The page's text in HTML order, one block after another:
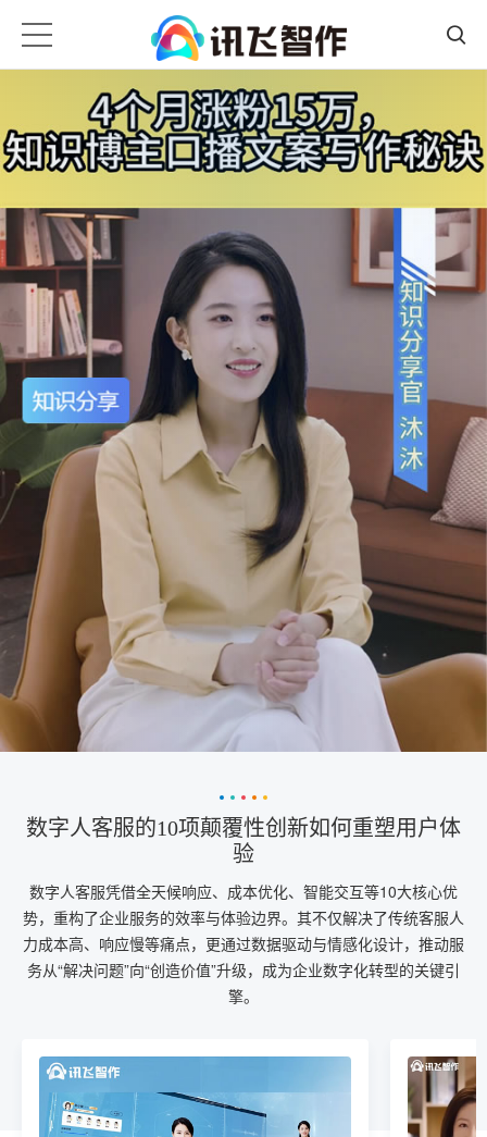
数字人客服的10项颠覆性创新如何重塑用户体
验
数字人客服凭借全天候响应、成本优化、智能交互等10大核心优
势，重构了企业服务的效率与体验边界。其不仅解决了传统客服人
力成本高、响应慢等痛点，更通过数据驱动与情感化设计，推动服
务从“解决问题”向“创造价值”升级，成为企业数字化转型的关键引
擎。